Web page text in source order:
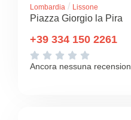
Lombardia / Lissone
Piazza Giorgio la Pira
+39 334 150 2261
    
Ancora nessuna